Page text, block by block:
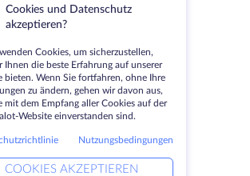
Cookies und Datenschutz
akzeptieren?
Cookies, um sicherzustellen,
Ihnen die beste Erfahrung auf unserer
bieten. Wenn Sie fortfahren, ohne Ihre
zu ändern, gehen wir davon aus,
mit dem Empfang aller Cookies auf der
Website einverstanden sind.
Nutzungsbedingungen
COOKIES AKZEPTIEREN